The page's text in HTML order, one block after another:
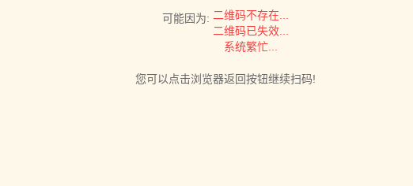
可能因为: 二维码不存在...
二维码已失效...
系统繁忙...
您可以点击浏览器返回按钮继续扫码!